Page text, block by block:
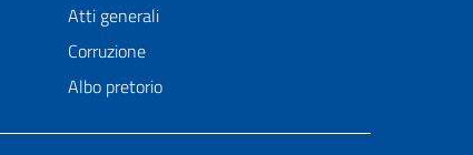
Atti generali
Corruzione
Albo pretorio